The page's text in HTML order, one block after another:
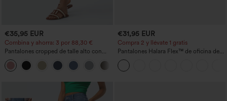
€35,95 EUR
Combina y ahorra: 3 por 88,30 €
Pantalones cropped de talle alto con
bolsillos con cremallera y efecto lino
€31,95 EUR
Compra 2 y llévate 1 gratis
Pantalones Halara Flex™ de oficina de
tiro alto ligeramente acampanados con
bolsillos